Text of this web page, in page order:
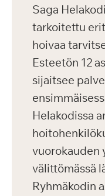
Saga
tarkoitettu
hoivaa
Esteetön 12
sijaitsee
Helakodissa
vuorokauden
välittömässä
Ryhmäkodin